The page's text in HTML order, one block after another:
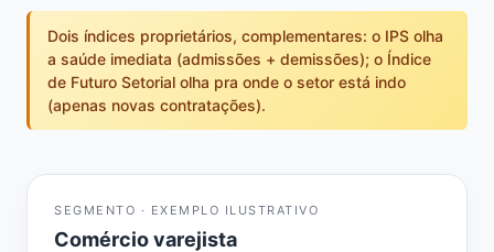
Dois índices proprietários, complementares: o IPS olha
a saúde imediata (admissões + demissões); o Índice
de Futuro Setorial olha pra onde o setor está indo
(apenas novas contratações).
SEGMENTO · EXEMPLO ILUSTRATIVO
Comércio varejista